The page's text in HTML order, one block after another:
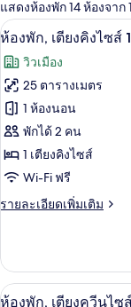
ที่
มี
ให้
สำหรับ
ห้อง
พัก
แสดงห้องพัก 14 ห้องจาก
เปิด
ภาพถ่าย
ทั้งหมด
ของ
ห้อง
พัก,
เตียง
คิง
1
เตียง,
5
ห้องพัก, เตียงคิงไซส์
วิวเมือง
25 ตารางเมตร
1 ห้องนอน
พักได้ 2 คน
1 เตียงคิงไซส์
Wi-Fi ฟรี
รายละเอียดเพิ่มเติม
ราย
เกี่ยว
กับ
ห้อง
เปิด
5
ห้องพัก, เตียงควีนไซ